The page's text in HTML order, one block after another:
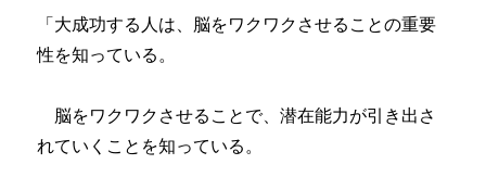
「大成功する人は、脳をワクワクさせることの重要
性を知っている。
脳をワクワクさせることで、潜在能力が引き出さ
れていくことを知っている。